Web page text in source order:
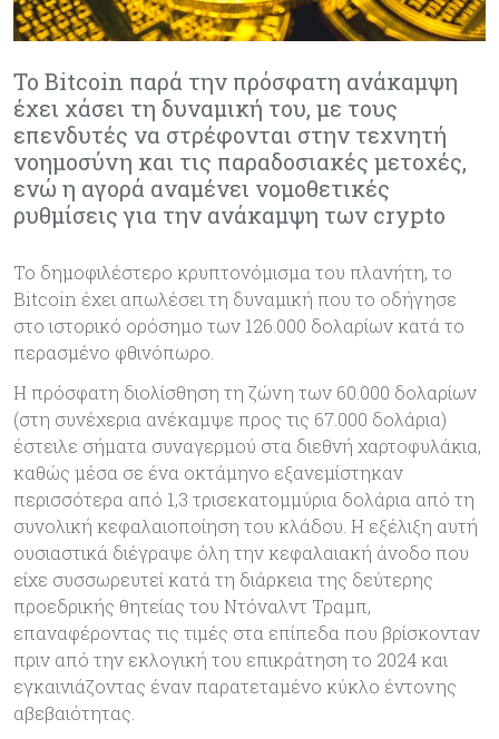
Το Bitcoin παρά την πρόσφατη ανάκαμψη
έχει χάσει τη δυναμική του, με τους
επενδυτές να στρέφονται στην τεχνητή
νοημοσύνη και τις παραδοσιακές μετοχές,
ενώ η αγορά αναμένει νομοθετικές
ρυθμίσεις για την ανάκαμψη των crypto
Το δημοφιλέστερο κρυπτονόμισμα του πλανήτη, το
Bitcoin έχει απωλέσει τη δυναμική που το οδήγησε
στο ιστορικό ορόσημο των 126.000 δολαρίων κατά το
περασμένο φθινόπωρο.
Η πρόσφατη διολίσθηση τη ζώνη των 60.000 δολαρίων
(στη συνέχερια ανέκαμψε προς τις 67.000 δολάρια)
έστειλε σήματα συναγερμού στα διεθνή χαρτοφυλάκια,
καθώς μέσα σε ένα οκτάμηνο εξανεμίστηκαν
περισσότερα από 1,3 τρισεκατομμύρια δολάρια από τη
συνολική κεφαλαιοποίηση του κλάδου. Η εξέλιξη αυτή
ουσιαστικά διέγραψε όλη την κεφαλαιακή άνοδο που
είχε συσσωρευτεί κατά τη διάρκεια της δεύτερης
προεδρικής θητείας του Ντόναλντ Τραμπ,
επαναφέροντας τις τιμές στα επίπεδα που βρίσκονταν
πριν από την εκλογική του επικράτηση το 2024 και
εγκαινιάζοντας έναν παρατεταμένο κύκλο έντονης
αβεβαιότητας.